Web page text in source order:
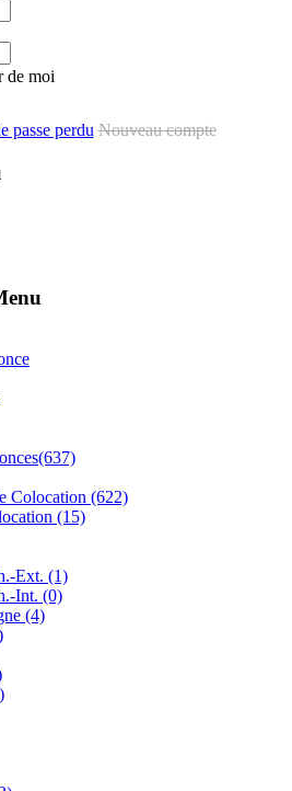
de moi
passe perdu Nouveau compte
Colocation (622)
(15)
Ext. (1)
Int. (0)
(4)